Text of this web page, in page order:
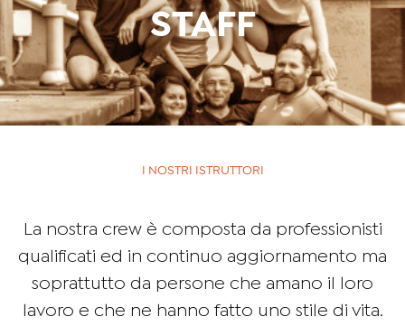
STAFF
I NOSTRI ISTRUTTORI
La nostra crew è composta da professionisti
qualificati ed in continuo aggiornamento ma
soprattutto da persone che amano il loro
lavoro e che ne hanno fatto uno stile di vita.